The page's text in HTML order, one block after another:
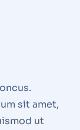
sit amet,
ut